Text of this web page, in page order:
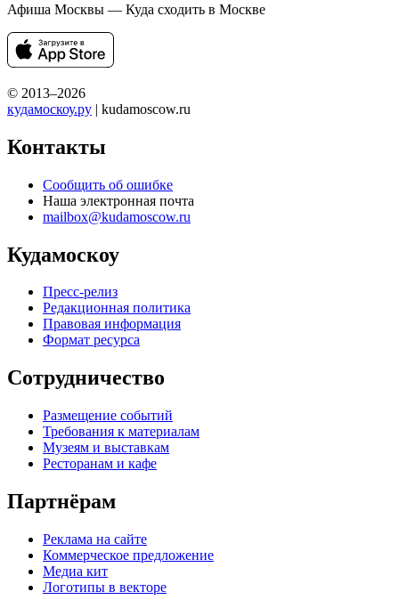
Афиша Москвы — Куда сходить в Москве
© 2013–2026
кудамоскоу.ру | kudamoscow.ru
Контакты
Сообщить об ошибке
Наша электронная почта
mailbox@kudamoscow.ru
Кудамоскоу
Пресс-релиз
Редакционная политика
Правовая информация
Формат ресурса
Сотрудничество
Размещение событий
Требования к материалам
Музеям и выставкам
Ресторанам и кафе
Партнёрам
Реклама на сайте
Коммерческое предложение
Медиа кит
Логотипы в векторе